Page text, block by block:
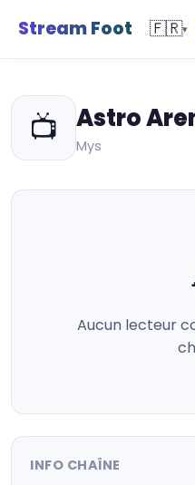
Stream Foot 🇫🇷▾
📺 Astro
Mys
Aucun lecteur
INFO CHAÎNE